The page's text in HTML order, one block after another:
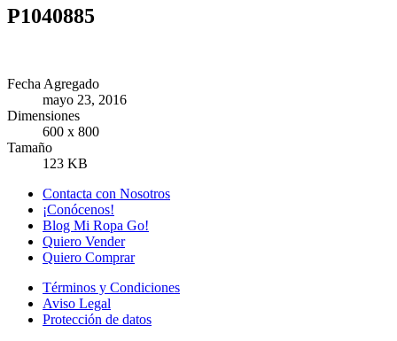
P1040885
Fecha Agregado
mayo 23, 2016
Dimensiones
600 x 800
Tamaño
123 KB
Contacta con Nosotros
¡Conócenos!
Blog Mi Ropa Go!
Quiero Vender
Quiero Comprar
Términos y Condiciones
Aviso Legal
Protección de datos